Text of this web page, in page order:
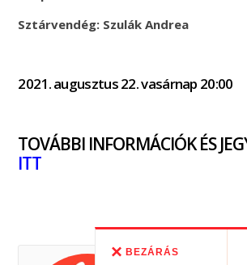
Sztárvendég: Szulák Andrea
2021. augusztus 22. vasárnap 20:00
TOVÁBBI INFORMÁCIÓK ÉS
ITT
BEZÁRÁS